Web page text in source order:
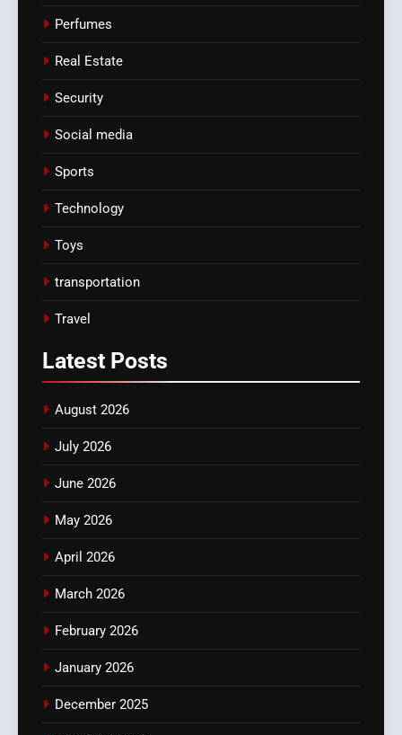
Perfumes
Real Estate
Security
Social media
Sports
Technology
Toys
transportation
Travel
Latest Posts
August 2026
July 2026
June 2026
May 2026
April 2026
March 2026
February 2026
January 2026
December 2025